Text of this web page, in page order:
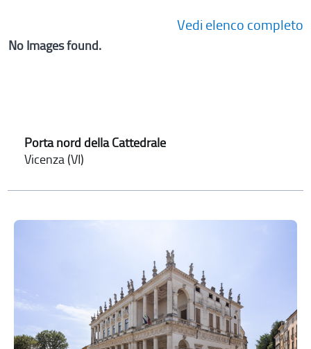
Vedi elenco completo
No Images found.
Porta nord della Cattedrale
Vicenza (VI)